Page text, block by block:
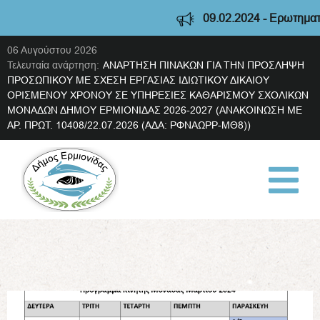
09.02.2024 -
06 Αυγούστου 2026
Τελευταία ανάρτηση: ΑΝΑΡΤΗΣΗ ΠΙΝΑΚΩΝ ΓΙΑ ΤΗΝ ΠΡΟΣΛΗΨΗ
ΠΡΟΣΩΠΙΚΟΥ ΜΕ ΣΧΕΣΗ ΕΡΓΑΣΙΑΣ ΙΔΙΩΤΙΚΟΥ ΔΙΚΑΙΟΥ
ΟΡΙΣΜΕΝΟΥ ΧΡΟΝΟΥ ΣΕ ΥΠΗΡΕΣΙΕΣ ΚΑΘΑΡΙΣΜΟΥ ΣΧΟΛΙΚΩΝ
ΜΟΝΑΔΩΝ ΔΗΜΟΥ ΕΡΜΙΟΝΙΔΑΣ 2026-2027 (ΑΝΑΚΟΙΝΩΣΗ ΜΕ
ΑΡ. ΠΡΩΤ. 10408/22.07.2026 (ΑΔΑ: ΡΦΝΑΩΡΡ-ΜΘ8))